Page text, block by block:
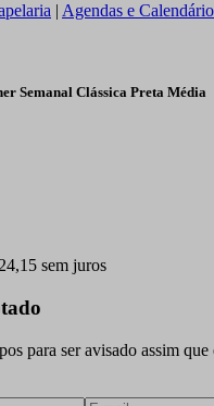
| Agendas e
Semanal Clássica Preta Média
sem juros
para ser avisado assim